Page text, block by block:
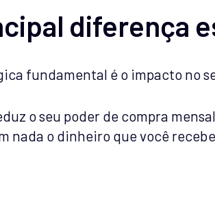
diferença
fundamental é o impacto no
o seu poder de compra
nada o dinheiro que você